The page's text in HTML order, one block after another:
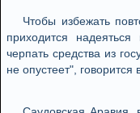
Чтобы избежать
приходится
черпать средства из
не опустеет", говорится